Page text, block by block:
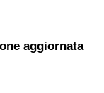
aggiornata